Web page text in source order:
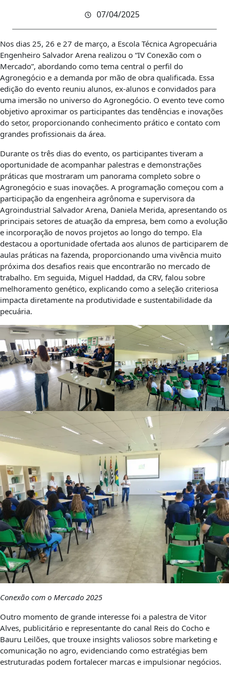
07/04/2025
Nos dias 25, 26 e 27 de março, a Escola Técnica Agropecuária
Engenheiro Salvador Arena realizou o “IV Conexão com o
Mercado”, abordando como tema central o perfil do
Agronegócio e a demanda por mão de obra qualificada. Essa
edição do evento reuniu alunos, ex-alunos e convidados para
uma imersão no universo do Agronegócio. O evento teve como
objetivo aproximar os participantes das tendências e inovações
do setor, proporcionando conhecimento prático e contato com
grandes profissionais da área.
Durante os três dias do evento, os participantes tiveram a
oportunidade de acompanhar palestras e demonstrações
práticas que mostraram um panorama completo sobre o
Agronegócio e suas inovações. A programação começou com a
participação da engenheira agrônoma e supervisora da
Agroindustrial Salvador Arena, Daniela Merida, apresentando os
principais setores de atuação da empresa, bem como a evolução
e incorporação de novos projetos ao longo do tempo. Ela
destacou a oportunidade ofertada aos alunos de participarem de
aulas práticas na fazenda, proporcionando uma vivência muito
próxima dos desafios reais que encontrarão no mercado de
trabalho. Em seguida, Miguel Haddad, da CRV, falou sobre
melhoramento genético, explicando como a seleção criteriosa
impacta diretamente na produtividade e sustentabilidade da
pecuária.
Conexão com o Mercado 2025
Outro momento de grande interesse foi a palestra de Vitor
Alves, publicitário e representante do canal Reis do Cocho e
Bauru Leilões, que trouxe insights valiosos sobre marketing e
comunicação no agro, evidenciando como estratégias bem
estruturadas podem fortalecer marcas e impulsionar negócios.